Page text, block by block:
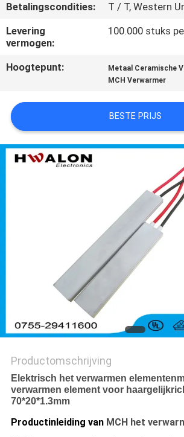
NIEUWS
OFFERTE
AANVRAGEN
SITEMAP
PRIVACYBELEID
Betalingscondities:
T / T, Western
Levering
vermogen:
100.000 stuks
Hoogtepunt: Metaal Ceramische
MCH Verwarmer
BESTE PRIJS
Productomschrijving
Elektrisch het verwarmen
verwarmen element voor
70*20*1.3mm
Productinleiding van MCH het